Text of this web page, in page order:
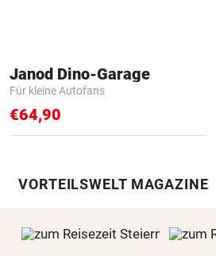
Janod Dino-Garage
Für kleine Autofans
€64,90
VORTEILSWELT MAGAZINE